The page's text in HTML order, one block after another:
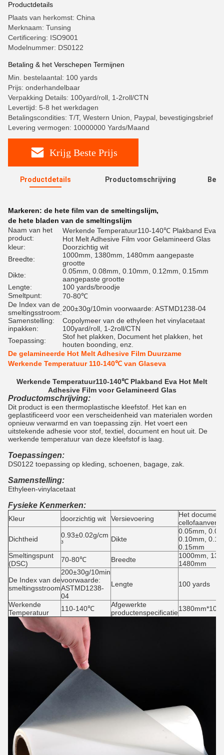
Productdetails
Plaats van herkomst: China
Merknaam: Tunsing
Certificering: ISO9001
Modelnummer: DS0122
Betaling & het Verschepen Termijnen
Min. bestelaantal: 100 yards
Prijs: onderhandelbaar
Verpakking Details: 100yard/roll, 1-2roll/CTN
Levertijd: 5-8 het werkdagen
Betalingscondities: T/T, Western Union, Paypal, bevestigingsbrief
Levering vermogen: 10000000 Yards/Maand
Krijg Beste Prijs
Productdetails Productomschrijving
Markeren: de hete film van de smeltingslijm,
de hete bladen van de smeltingslijm
Naam van het
product:
Werkende Temperatuur110-140℃ Plakband Eva
Hot Melt Adhesive Film voor Gelamineerd Glas
kleur:
Doorzichtig wit
Breedte:
1000mm, 1380mm, 1480mm aangepaste
grootte
Dikte:
0.05mm, 0.08mm, 0.10mm, 0.12mm, 0.15mm
aangepaste grootte
Lengte:
100 yards/broodje
Smeltpunt:
70-80℃
De Index van de
smeltingsstroom:200±30g/10min voorwaarde: ASTMD1238-04
Samenstelling:
Copolymeer van de ethyleen het vinylacetaat
inpakken:
100yard/roll, 1-2roll/CTN
Toepassing:
Stof het plakken, Document het plakken, het
houten boonding, enz.
De gelamineerde Hot Melt Adhesive Film Duurzame
Werkende Temperatuur 110-140℃ van Glaseva
Werkende Temperatuur110-140℃ Plakband Eva Hot Melt
Adhesive Film voor Gelamineerd Glas
Productomschrijving:
Dit product is een thermoplastische kleefstof. Het kan en
geplastificeerd voor een verscheidenheid van materialen worden
opnieuw verwarmd en van toepassing zijn. Het voert een
uitstekende adhesie voor stof, textiel, document en hout uit. De
werkende temperatuur van deze kleefstof is laag.
Toepassingen:
DS0122 toepassing op kleding, schoenen, bagage, zak.
Samenstelling:
Ethyleen-vinylacetaat
Fysieke Kenmerken:
Kleur doorzichtig wit Versievoering
Het
Dichtheid
0.93±0.02g/cm
³
Dikte
0.05mm,
0.10mm,
0.15mm
Smeltingspunt
(DSC)
70-80℃ Breedte
1000mm,
1480mm
De Index van de
smeltingsstroom
200±30g/10min
voorwaarde:
ASTMD1238-
04
Lengte 100 yards
Werkende
Temperatuur
110-140℃
Afgewerkte
productenspecificatie